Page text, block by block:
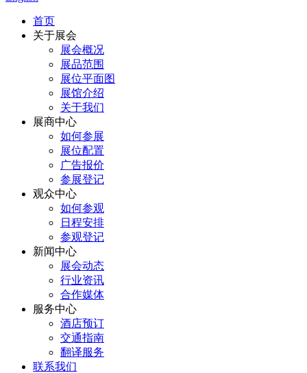
首页
关于展会
展会概况
展品范围
展位平面图
展馆介绍
关于我们
展商中心
如何参展
展位配置
广告报价
参展登记
观众中心
如何参观
日程安排
参观登记
新闻中心
展会动态
行业资讯
合作媒体
服务中心
酒店预订
交通指南
翻译服务
联系我们